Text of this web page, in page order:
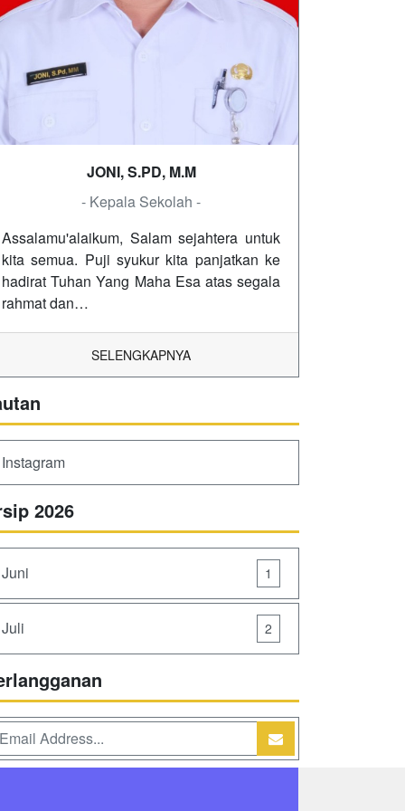
JONI, S.PD, M.M
- Kepala Sekolah -
Assalamu'alaikum, Salam sejahtera untuk
kita semua. Puji syukur kita panjatkan ke
hadirat Tuhan Yang Maha Esa atas segala
rahmat dan…
SELENGKAPNYA
Instagram
2026
Juni 1
Juli 2